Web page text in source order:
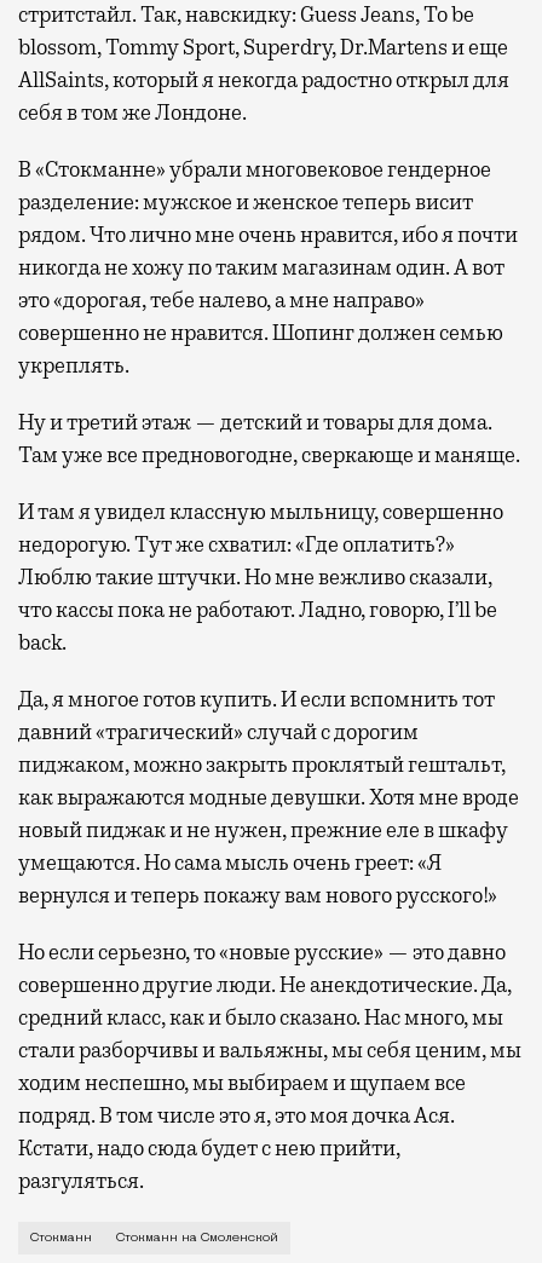
стритстайл. Так, навскидку: Guess Jeans, To be
blossom, Tommy Sport, Superdry, Dr.Martens и еще
AllSaints, который я некогда радостно открыл для
себя в том же Лондоне.
В «Стокманне» убрали многовековое гендерное
разделение: мужское и женское теперь висит
рядом. Что лично мне очень нравится, ибо я почти
никогда не хожу по таким магазинам один. А вот
это «дорогая, тебе налево, а мне направо»
совершенно не нравится. Шопинг должен семью
укреплять.
Ну и третий этаж — детский и товары для дома.
Там уже все предновогодне, сверкающе и маняще.
И там я увидел классную мыльницу, совершенно
недорогую. Тут же схватил: «Где оплатить?»
Люблю такие штучки. Но мне вежливо сказали,
что кассы пока не работают. Ладно, говорю, I’ll be
back.
Да, я многое готов купить. И если вспомнить тот
давний «трагический» случай с дорогим
пиджаком, можно закрыть проклятый гештальт,
как выражаются модные девушки. Хотя мне вроде
новый пиджак и не нужен, прежние еле в шкафу
умещаются. Но сама мысль очень греет: «Я
вернулся и теперь покажу вам нового русского!»
Но если серьезно, то «новые русские» — это давно
совершенно другие люди. Не анекдотические. Да,
средний класс, как и было сказано. Нас много, мы
стали разборчивы и вальяжны, мы себя ценим, мы
ходим неспешно, мы выбираем и щупаем все
подряд. В том числе это я, это моя дочка Ася.
Кстати, надо сюда будет с нею прийти,
разгуляться.
Но сперва чуть мемуаров. Кажется, то была тоже
Стокманн Стокманн на Смоленской